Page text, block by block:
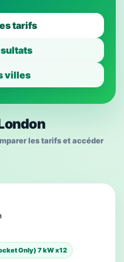
tarifs
villes
les tarifs et accéder
Only) 7 kW x12